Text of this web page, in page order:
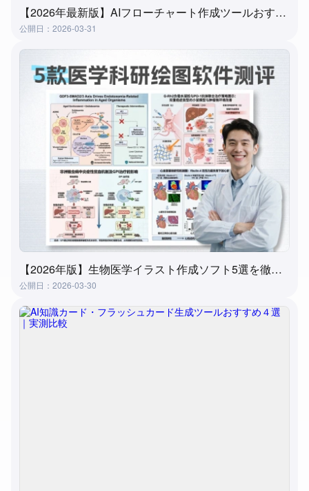
【2026年最新版】AIフローチャート作成ツールおすすめ7選｜3分で自動生成、初心者でも簡単
公開日：2026-03-31
【2026年版】生物医学イラスト作成ソフト5選を徹底比較｜失敗しない選び方
公開日：2026-03-30